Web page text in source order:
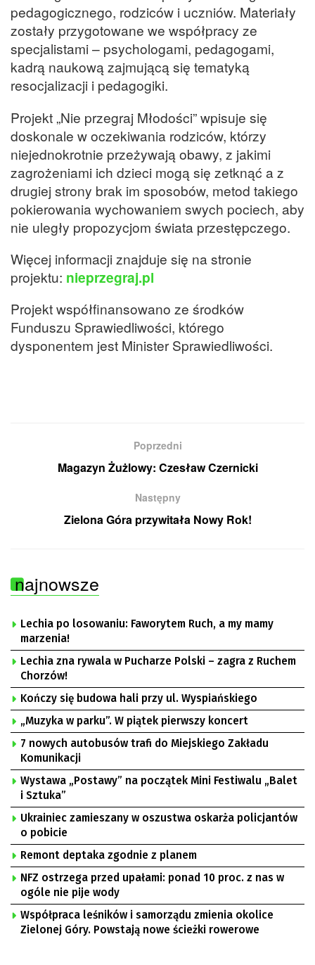
pedagogicznego, rodziców i uczniów. Materiały
zostały przygotowane we współpracy ze
specjalistami – psychologami, pedagogami,
kadrą naukową zajmującą się tematyką
resocjalizacji i pedagogiki.
Projekt „Nie przegraj Młodości” wpisuje się
doskonale w oczekiwania rodziców, którzy
niejednokrotnie przeżywają obawy, z jakimi
zagrożeniami ich dzieci mogą się zetknąć a z
drugiej strony brak im sposobów, metod takiego
pokierowania wychowaniem swych pociech, aby
nie uległy propozycjom świata przestępczego.
Więcej informacji znajduje się na stronie
projektu: nieprzegraj.pl
Projekt współfinansowano ze środków
Funduszu Sprawiedliwości, którego
dysponentem jest Minister Sprawiedliwości.
Poprzedni
Magazyn Żużlowy: Czesław Czernicki
Następny
Zielona Góra przywitała Nowy Rok!
najnowsze
Lechia po losowaniu: Faworytem Ruch, a my mamy
marzenia!
Lechia zna rywala w Pucharze Polski – zagra z Ruchem
Chorzów!
Kończy się budowa hali przy ul. Wyspiańskiego
„Muzyka w parku”. W piątek pierwszy koncert
7 nowych autobusów trafi do Miejskiego Zakładu
Komunikacji
Wystawa „Postawy” na początek Mini Festiwalu „Balet
i Sztuka”
Ukrainiec zamieszany w oszustwa oskarża policjantów
o pobicie
Remont deptaka zgodnie z planem
NFZ ostrzega przed upałami: ponad 10 proc. z nas w
ogóle nie pije wody
Współpraca leśników i samorządu zmienia okolice
Zielonej Góry. Powstają nowe ścieżki rowerowe